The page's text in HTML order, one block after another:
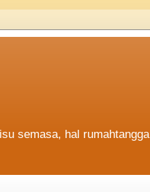
semasa, hal